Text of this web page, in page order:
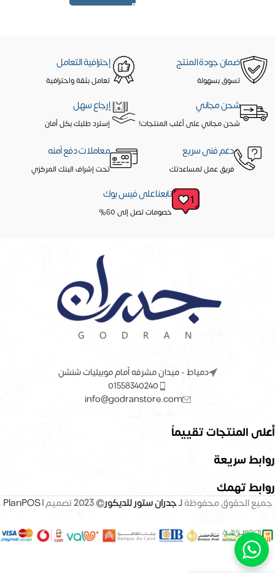
ضمان جودة المنتج
تسوق بسهولة
إحترافية التعامل
تعامل بثقة واحترافية
شحن مجاني
شحن مجاني على أغلب المنتجات!
إرجاع سهل
إسترد طلبك بكل أمان
دعم فنى سريع
فريق عمل لمساعدتك
معاملات دفع آمنه
تحت إشراف البنك المركزي
تابعنا على فيس بوك
خصومات تصل إلى 60%
دمياط - ميدان مشرفه أمام موبيليات شنشن
01558340240
info@godranstore.com
أعلى المنتجات تقييماً
روابط سريعة
روابط تهمك
جميع الحقوق محفوظةلـجدران ستور للديكور© 2023 تصميم |PlanPOS